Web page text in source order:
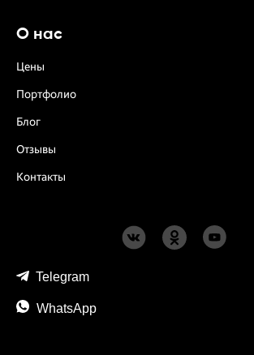
О нас
Цены
Портфолио
Блог
Отзывы
Контакты
Telegram
WhatsApp